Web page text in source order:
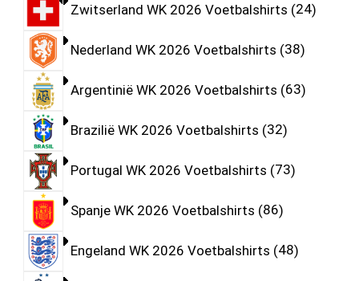
Zwitserland WK 2026 Voetbalshirts 24
Nederland WK 2026 Voetbalshirts 38
Argentinië WK 2026 Voetbalshirts 63
Brazilië WK 2026 Voetbalshirts 32
Portugal WK 2026 Voetbalshirts 73
Spanje WK 2026 Voetbalshirts 86
Engeland WK 2026 Voetbalshirts 48